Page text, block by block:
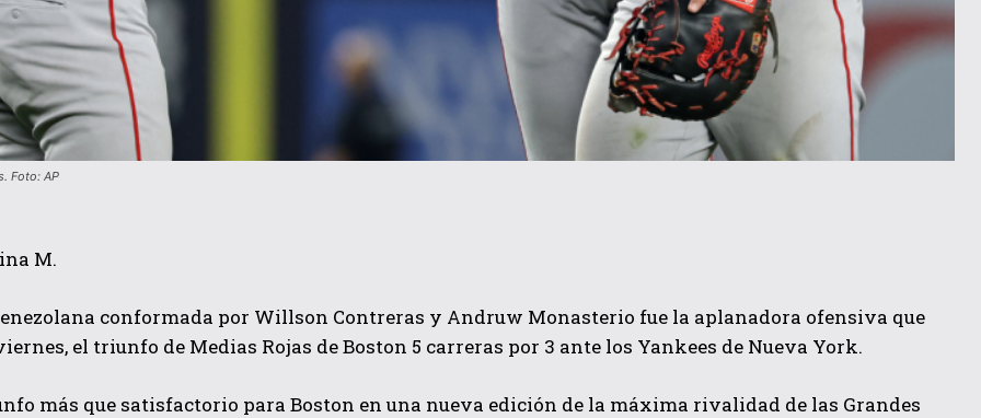
Foto: AP
M.
conformada por Willson Contreras y Andruw Monasterio fue la aplanadora ofensiva que
el triunfo de Medias Rojas de Boston 5 carreras por 3 ante los Yankees de Nueva York.
más que satisfactorio para Boston en una nueva edición de la máxima rivalidad de las Grandes